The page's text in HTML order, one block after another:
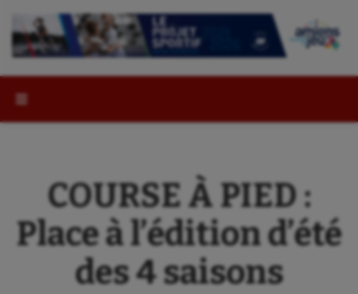
COURSE À PIED :
Place à l’édition d’été
des 4 saisons